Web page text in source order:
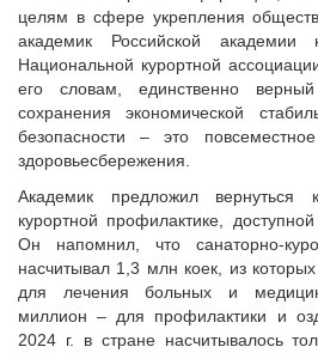
Конкурсы Совета
Семинары Совета
Издания Совета
Вопрос-ответ
ОКМО
Информационный бюллетень МСУ
НАСЕЛЕНИЕ И МСУ
ТОС
Лучшие практики ТОС
Исполнительная дирекция
Ревизионная комиссия
Палаты Совета
Комитеты Совета
Правление Совета
Обработка персональных данных
Партнеры Совета
Полезные ссылки
Инвестиционные порталы
Контактная информация
НОВОСТИ
целям в сфере укрепления
академик Российской академии
Национальной курортной
его словам, единственно
сохранения экономической
безопасности – это
здоровьесбережения.
Академик предложил вернуться
курортной профилактике,
Он напомнил, что санаторно-
насчитывал 1,3 млн коек, из
для лечения больных и
миллион – для профилактики и
2024 г. в стране насчитывалось